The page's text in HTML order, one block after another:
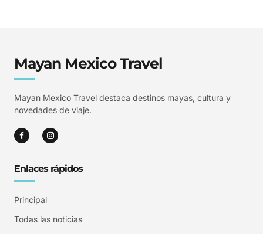
Mayan Mexico Travel
Mayan Mexico Travel destaca destinos mayas, cultura y
novedades de viaje.
Enlaces rápidos
Principal
Todas las noticias